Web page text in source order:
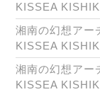
KISSEA
湘南の幻想アー
KISSEA
湘南の幻想アー
KISSEA